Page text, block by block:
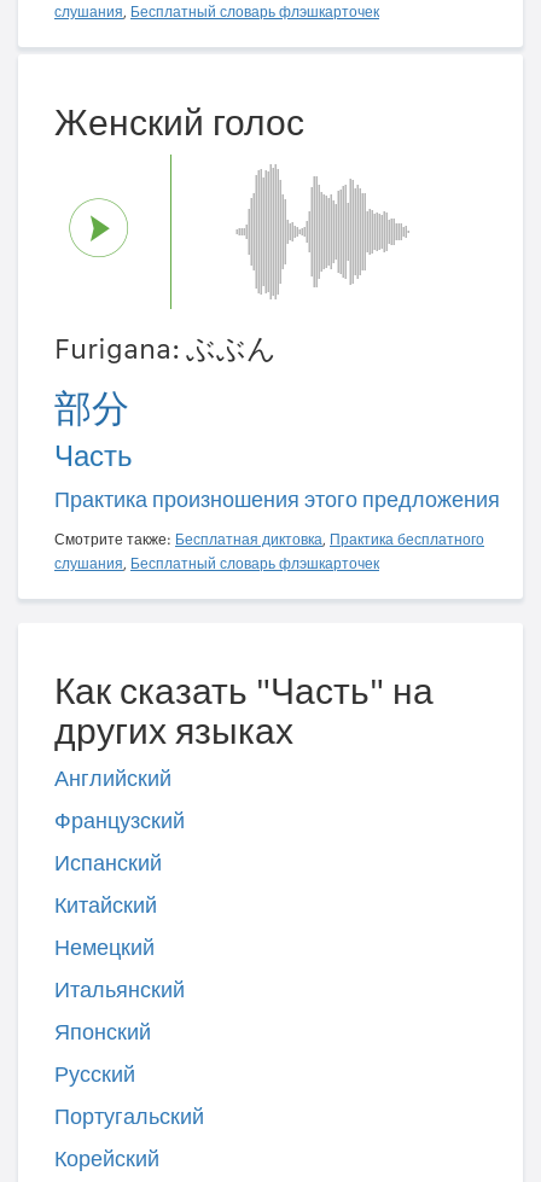
слушания, Бесплатный словарь флэшкарточек
Женский голос
Furigana: ぶぶん
部分
Часть
Практика произношения этого предложения
Смотрите также: Бесплатная диктовка, Практика бесплатного
слушания, Бесплатный словарь флэшкарточек
Как сказать "Часть" на
других языках
Английский
Французский
Испанский
Китайский
Немецкий
Итальянский
Японский
Русский
Португальский
Корейский